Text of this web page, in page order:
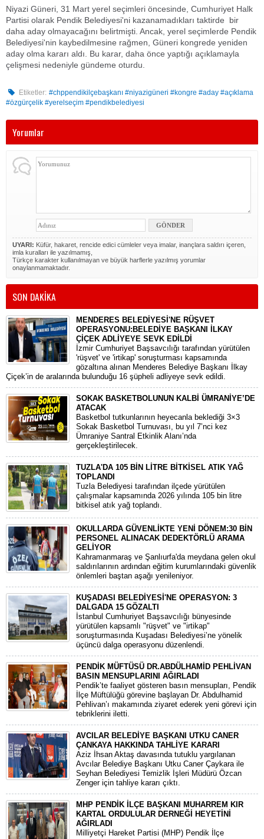
Niyazi Güneri, 31 Mart yerel seçimleri öncesinde, Cumhuriyet Halk
Partisi olarak Pendik Belediyesi'ni kazanamadıkları taktirde bir
daha aday olmayacağını belirtmişti. Ancak, yerel seçimlerde Pendik
Belediyesi'nin kaybedilmesine rağmen, Güneri kongrede yeniden
aday olma kararı aldı. Bu karar, daha önce yaptığı açıklamayla
çelişmesi nedeniyle gündeme oturdu.
Etiketler: #chppendikilçebaşkanı #niyazigüneri #kongre #aday #açıklama
#özgürçelik #yerelseçim #pendikbelediyesi
Yorumlar
UYARI: Küfür, hakaret, rencide edici cümleler veya imalar, inançlara saldırı içeren,
imla kuralları ile yazılmamış,
Türkçe karakter kullanılmayan ve büyük harflerle yazılmış yorumlar
onaylanmamaktadır.
SON DAKİKA
MENDERES BELEDİYESİ'NE RÜŞVET
OPERASYONU:BELEDİYE BAŞKANI İLKAY
ÇİÇEK ADLİYEYE SEVK EDİLDİ
​İzmir Cumhuriyet Başsavcılığı tarafından yürütülen
'rüşvet' ve 'irtikap' soruşturması kapsamında
gözaltına alınan Menderes Belediye Başkanı İlkay
Çiçek’in de aralarında bulunduğu 16 şüpheli adliyeye sevk edildi.
SOKAK BASKETBOLUNUN KALBİ ÜMRANİYE’DE
ATACAK
Basketbol tutkunlarının heyecanla beklediği 3×3
Sokak Basketbol Turnuvası, bu yıl 7’nci kez
Ümraniye Santral Etkinlik Alanı’nda
gerçekleştirilecek.
TUZLA'DA 105 BİN LİTRE BİTKİSEL ATIK YAĞ
TOPLANDI
Tuzla Belediyesi tarafından ilçede yürütülen
çalışmalar kapsamında 2026 yılında 105 bin litre
bitkisel atık yağ toplandı.
OKULLARDA GÜVENLİKTE YENİ DÖNEM:30 BİN
PERSONEL ALINACAK DEDEKTÖRLÜ ARAMA
GELİYOR
​Kahramanmaraş ve Şanlıurfa'da meydana gelen okul
saldırılarının ardından eğitim kurumlarındaki güvenlik
önlemleri baştan aşağı yenileniyor.
KUŞADASI BELEDİYESİ'NE OPERASYON: 3
DALGADA 15 GÖZALTI
​İstanbul Cumhuriyet Başsavcılığı bünyesinde
yürütülen kapsamlı "rüşvet" ve "irtikap"
soruşturmasında Kuşadası Belediyesi’ne yönelik
üçüncü dalga operasyonu düzenlendi.
PENDİK MÜFTÜSÜ DR.ABDÜLHAMİD PEHLİVAN
BASIN MENSUPLARINI AĞIRLADI
​Pendik’te faaliyet gösteren basın mensupları, Pendik
İlçe Müftülüğü görevine başlayan Dr. Abdulhamid
Pehlivan’ı makamında ziyaret ederek yeni görevi için
tebriklerini iletti.
AVCILAR BELEDİYE BAŞKANI UTKU CANER
ÇANKAYA HAKKINDA TAHLİYE KARARI
​Aziz İhsan Aktaş davasında tutuklu yargılanan
Avcılar Belediye Başkanı Utku Caner Çaykara ile
Seyhan Belediyesi Temizlik İşleri Müdürü Özcan
Zenger için tahliye kararı çıktı.
MHP PENDİK İLÇE BAŞKANI MUHARREM KIR
KARTAL ORDULULAR DERNEĞİ HEYETİNİ
AĞIRLADI
​Milliyetçi Hareket Partisi (MHP) Pendik İlçe